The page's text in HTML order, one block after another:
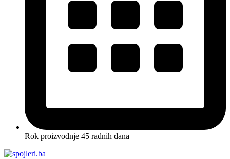
Rok proizvodnje 45 radnih dana